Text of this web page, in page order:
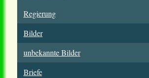
Regierung
Bilder
unbekannte Bilder
Briefe